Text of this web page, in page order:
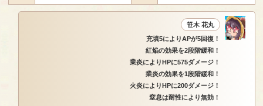
笹木 花丸
充填5によりAPが5回復！
紅焔の効果を2段階緩和！
業炎によりHPに575ダメージ！
業炎の効果を1段階緩和！
火炎によりHPに200ダメージ！
窒息は耐性により無効！